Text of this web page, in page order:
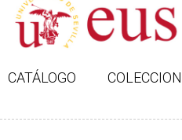
CATÁLOGO